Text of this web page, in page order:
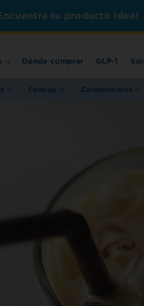
tu producto ideal
Dónde comprar GLP-1
Calorías Carbohidratos